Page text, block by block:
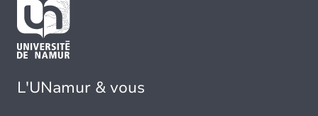
L'UNamur & vous